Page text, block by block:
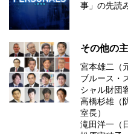
事」の先読
その他の
宮本雄二（
ブルース・
シャル財団
高橋杉雄（
室長）
滝田洋一（